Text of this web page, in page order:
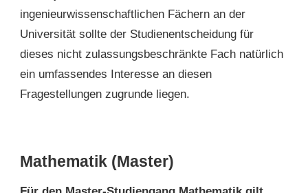
ingenieurwissenschaftlichen Fächern an der
Universität sollte der Studienentscheidung für
dieses nicht zulassungsbeschränkte Fach natürlich
ein umfassendes Interesse an diesen
Fragestellungen zugrunde liegen.
Mathematik (Master)